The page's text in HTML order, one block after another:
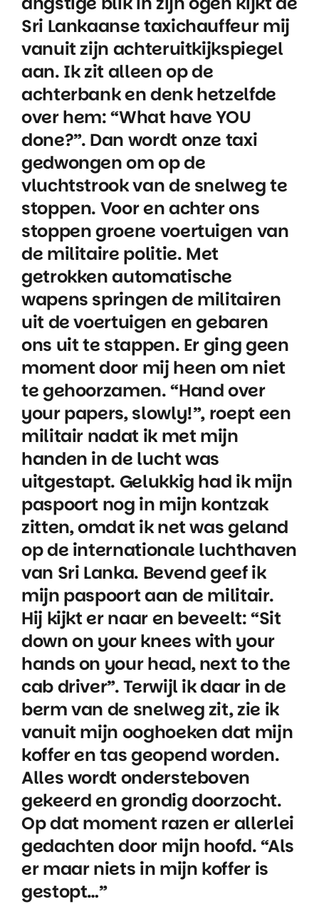
Sri Lankaanse taxichauffeur mij
vanuit zijn achteruitkijkspiegel
aan. Ik zit alleen op de
achterbank en denk hetzelfde
over hem: “What have YOU
done?”. Dan wordt onze taxi
gedwongen om op de
vluchtstrook van de snelweg te
stoppen. Voor en achter ons
stoppen groene voertuigen van
de militaire politie. Met
getrokken automatische
wapens springen de militairen
uit de voertuigen en gebaren
ons uit te stappen. Er ging geen
moment door mij heen om niet
te gehoorzamen. “Hand over
your papers, slowly!”, roept een
militair nadat ik met mijn
handen in de lucht was
uitgestapt. Gelukkig had ik mijn
paspoort nog in mijn kontzak
zitten, omdat ik net was geland
op de internationale luchthaven
van Sri Lanka. Bevend geef ik
mijn paspoort aan de militair.
Hij kijkt er naar en beveelt: “Sit
down on your knees with your
hands on your head, next to the
cab driver”. Terwijl ik daar in de
berm van de snelweg zit, zie ik
vanuit mijn ooghoeken dat mijn
koffer en tas geopend worden.
Alles wordt ondersteboven
gekeerd en grondig doorzocht.
Op dat moment razen er allerlei
gedachten door mijn hoofd. “Als
er maar niets in mijn koffer is
gestopt…”